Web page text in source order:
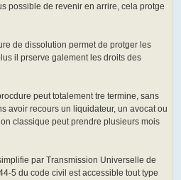
possible de revenir en arrire, cela protge
de dissolution permet de protger les
il prserve galement les droits des
peut totalement tre termine, sans
avoir recours un liquidateur, un avocat ou
classique peut prendre plusieurs mois
par Transmission Universelle de
5 du code civil est accessible tout type